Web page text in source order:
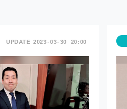
2023 03 30 20:00